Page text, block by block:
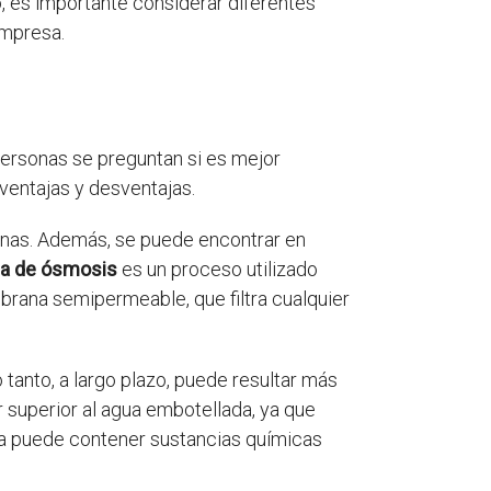
se preguntan si es mejor
y desventajas.
Además, se puede encontrar en
de ósmosis es un proceso utilizado
semipermeable, que filtra cualquier
a largo plazo, puede resultar más
al agua embotellada, ya que
puede contener sustancias químicas